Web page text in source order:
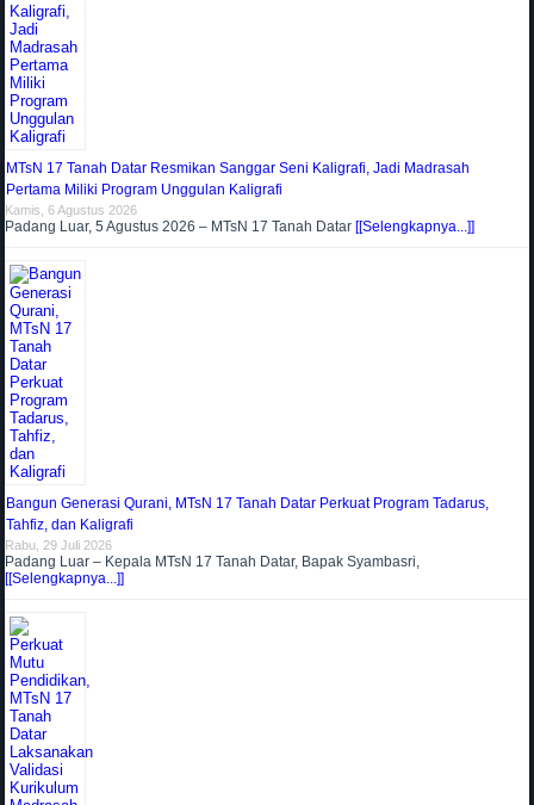
MTsN 17 Tanah Datar Resmikan Sanggar Seni Kaligrafi, Jadi Madrasah
Pertama Miliki Program Unggulan Kaligrafi
Kamis, 6 Agustus 2026
Padang Luar, 5 Agustus 2026 – MTsN 17 Tanah Datar[[Selengkapnya...]]
Bangun Generasi Qurani, MTsN 17 Tanah Datar Perkuat Program Tadarus,
Tahfiz, dan Kaligrafi
Rabu, 29 Juli 2026
Padang Luar – Kepala MTsN 17 Tanah Datar, Bapak Syambasri,
[[Selengkapnya...]]